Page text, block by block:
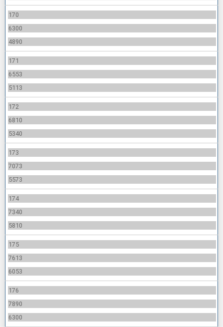
170
6300
4890
171
6553
5113
172
6810
5340
173
7073
5573
174
7340
5810
175
7613
6053
176
7890
6300